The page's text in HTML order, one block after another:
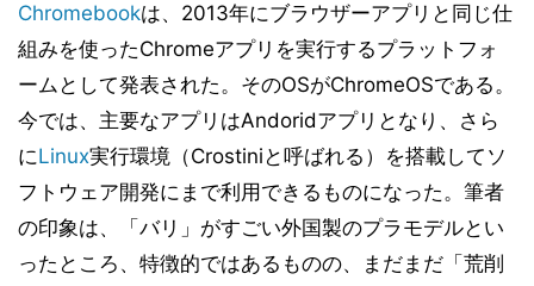
Chromebookは、2013年にブラウザーアプリと同じ仕
組みを使ったChromeアプリを実行するプラットフォ
ームとして発表された。そのOSがChromeOSである。
今では、主要なアプリはAndoridアプリとなり、さら
にLinux実行環境（Crostiniと呼ばれる）を搭載してソ
フトウェア開発にまで利用できるものになった。筆者
の印象は、「バリ」がすごい外国製のプラモデルとい
ったところ、特徴的ではあるものの、まだまだ「荒削